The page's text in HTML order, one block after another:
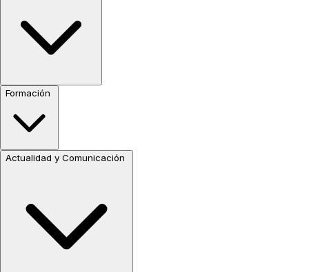
Formación
Actualidad y Comunicación